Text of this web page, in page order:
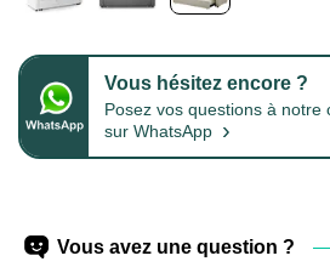
Vous hésitez encore ?
Posez vos questions à notre
sur WhatsApp ›
Vous avez une question ?